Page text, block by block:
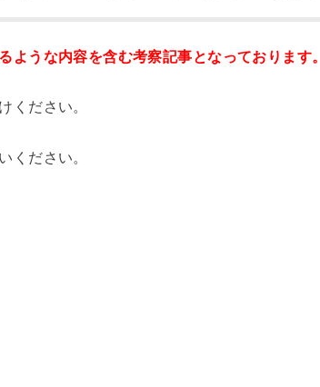
ような内容を含む考察記事となっております。
ください。
ください。